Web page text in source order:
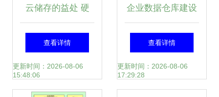
云储存的益处 硬
件、大数据与云计
算的完美融合
查看详情
更新时间：2026-08-06
15:48:06
企业数据仓库建设
的设计(一) 数据处
理和存储服务
查看详情
更新时间：2026-08-06
17:29:28